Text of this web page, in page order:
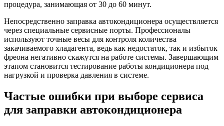
процедура, занимающая от 30 до 60 минут.
Непосредственно заправка автокондиционера осуществляется
через специальные сервисные порты. Профессионалы
используют точные весы для контроля количества
закачиваемого хладагента, ведь как недостаток, так и избыток
фреона негативно скажутся на работе системы. Завершающим
этапом становится тестирование работы кондиционера под
нагрузкой и проверка давления в системе.
Частые ошибки при выборе сервиса
для заправки автокондиционера